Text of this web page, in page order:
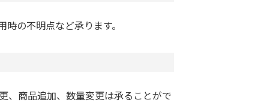
の不明点など承ります。
、商品追加、数量変更は承ることがで